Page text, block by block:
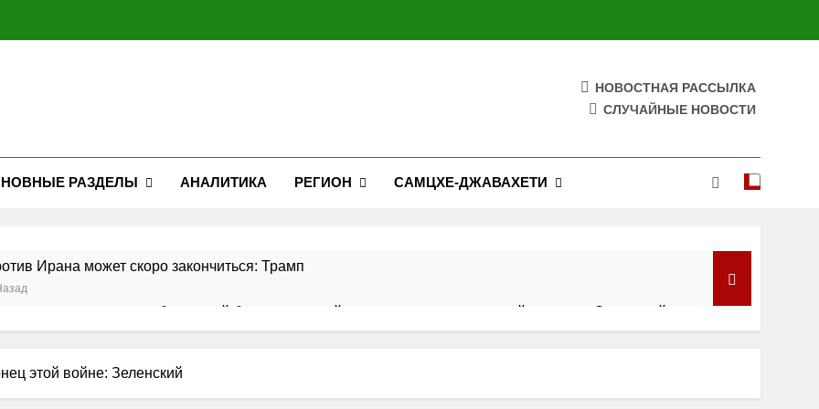
НОВОСТНАЯ РАССЫЛКА
СЛУЧАЙНЫЕ НОВОСТИ
РАЗДЕЛЫ АНАЛИТИКА РЕГИОН САМЦХЕ-ДЖАВАХЕТИ
Ирана может скоро закончиться: Трамп
над созданием собственной баллистической ракеты и противоракетной системы: Зеленский
что сбила более 600 украинских беспилотников
этой войне: Зеленский